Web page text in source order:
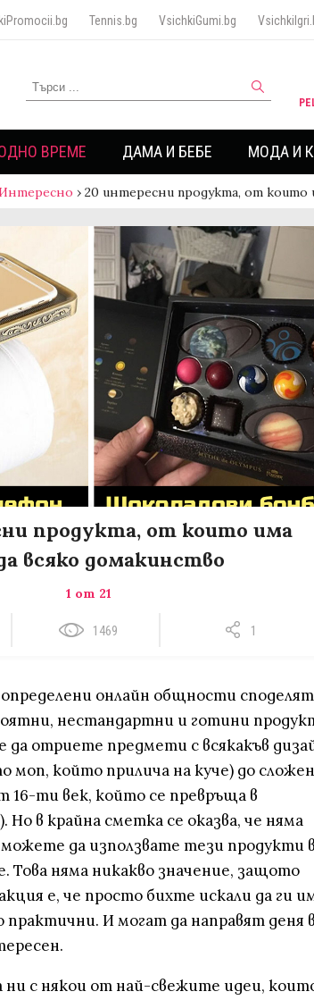
Tennis.bg VsichkiGumi.bg
ВРЕМЕ ДАМА И БЕБЕ МОДА И
› 20 интересни продукта, от които
продукта, от които има
всяко домакинство
1 от 21
1469 1
онлайн общности споделят
нестандартни и готини
отриете предмети с всякакъв
моп, който прилича на куче) до
16-ти век, който се превръща в
Но в крайна сметка се оказва, че няма
можете да използвате тези продукти в
Това няма никакво значение, защото
е, че просто бихте искали да ги
практични. И могат да направят деня
ни с някои от най-свежите идеи,